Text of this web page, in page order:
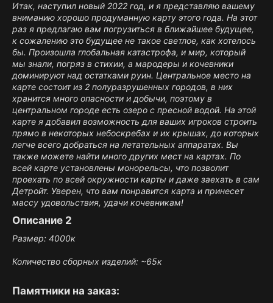
Итак, наступил новый 2022 год, и я представляю вашему
вниманию хорошо продуманную карту этого года. На этот
раз я предлагаю вам погрузиться в ближайшее будущее,
к сожалению это будущее не такое светлое, как хотелось
бы. Произошла глобальная катастрофа, и мир, который
мы знали, погряз в стихии, а мародеры и кочевники
доминируют над остатками руин. Центральное место на
карте состоит из 2 полуразрушенных городов, в них
хранится много опасности и добычи, поэтому в
центральном городе есть озеро с пресной водой. На этой
карте я добавил возможность для ваших игроков строить
прямо в некоторых небоскребах и их крышах, до которых
легче всего добраться на летательных аппаратах. Вы
также можете найти много других мест на картах. По
всей карте установлены монорельсы, что позволит
проехать по всей окружности карты и даже заехать в сам
Детройт. Уверен, что вам понравится карта и принесет
массу удовольствия, удачи кочевникам!
Описание 2​
Размер: 4000к
Количество сборных изделий: ~65к
Памятники на заказ:​